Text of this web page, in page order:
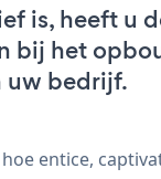
is, heeft u
bij het
uw bedrijf.
entice,